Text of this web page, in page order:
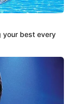
del paso de
Princesita Mily